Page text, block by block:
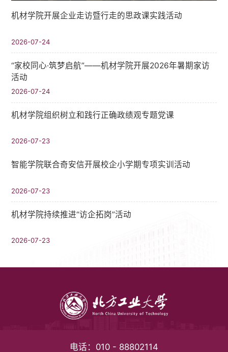
机材学院开展企业走访暨行走的思政课实践活动
2026-07-24
“家校同心·筑梦启航”——机材学院开展2026年暑期家访
活动
2026-07-24
机材学院组织树立和践行正确政绩观专题党课
2026-07-23
智能学院联合奇安信开展校企小学期专项实训活动
2026-07-23
机材学院持续推进“访企拓岗”活动
2026-07-23
电话： 010 - 88802114